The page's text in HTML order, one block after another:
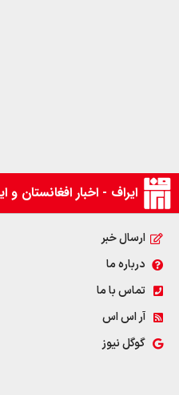
ایراف - اخبار افغانستان و
ارسال خبر
درباره ما
تماس با ما
آر اس اس
گوگل نیوز